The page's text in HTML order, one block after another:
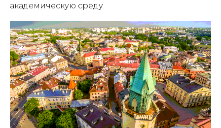
академическую среду.